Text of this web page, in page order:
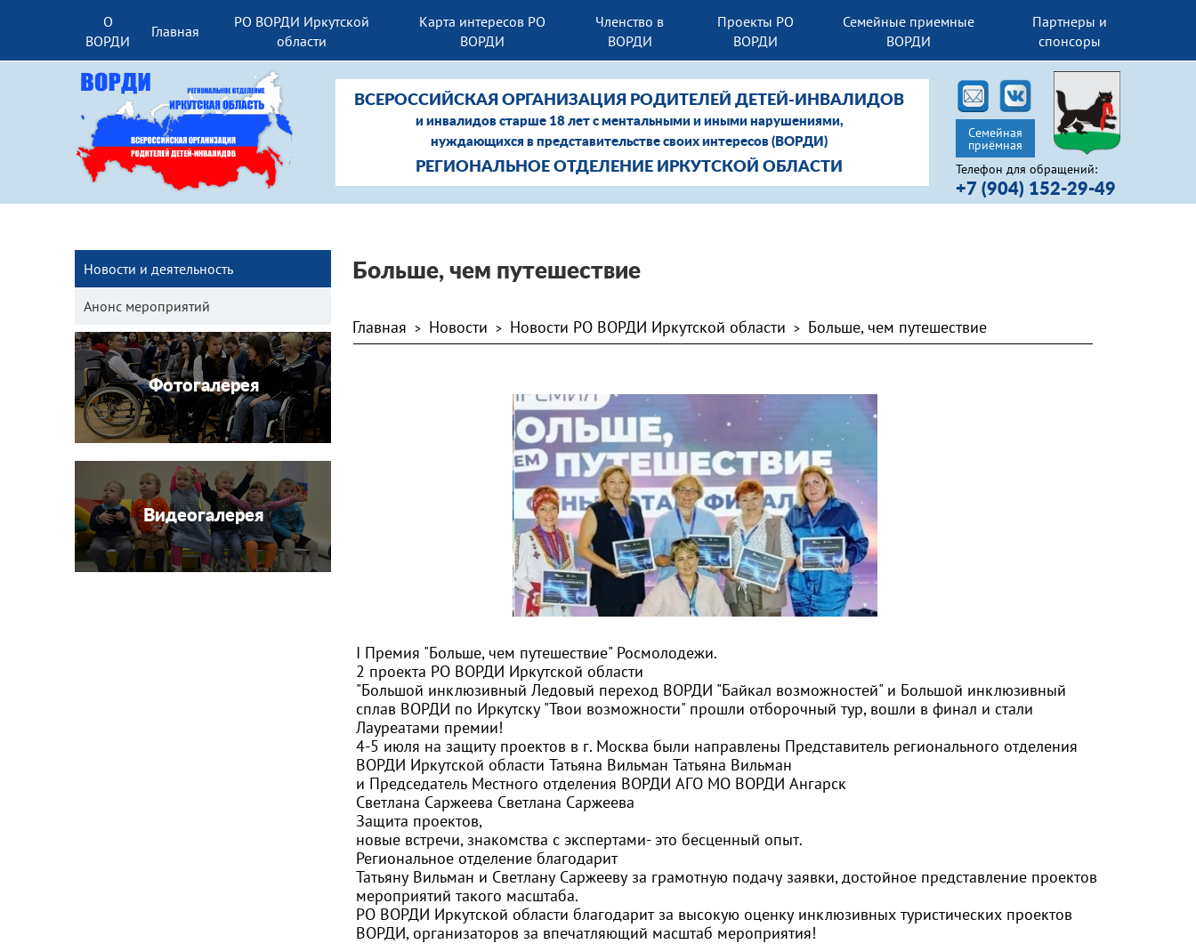
О
ВОРДИ
Главная
РО ВОРДИ Иркутской
области
Карта интересов РО
ВОРДИ
Членство в
ВОРДИ
Проекты РО
ВОРДИ
Семейные приемные
ВОРДИ
Партнеры и
спонсоры
Телефон для обращений:
+7 (904) 152-29-49
ВСЕРОССИЙСКАЯ ОРГАНИЗАЦИЯ РОДИТЕЛЕЙ ДЕТЕЙ-ИНВАЛИДОВ
и инвалидов старше 18 лет с ментальными и иными нарушениями,
нуждающихся в представительстве своих интересов (ВОРДИ)
РЕГИОНАЛЬНОЕ ОТДЕЛЕНИЕ ИРКУТСКОЙ ОБЛАСТИ
Семейная
приёмная
Новости и деятельность
Анонс мероприятий
Фотогалерея
Видеогалерея
Больше, чем путешествие
Главная > Новости > Новости РО ВОРДИ Иркутской области > Больше, чем путешествие
I Премия "Больше, чем путешествие" Росмолодежи.
2 проекта РО ВОРДИ Иркутской области
"Большой инклюзивный Ледовый переход ВОРДИ "Байкал возможностей" и Большой инклюзивный
сплав ВОРДИ по Иркутску "Твои возможности" прошли отборочный тур, вошли в финал и стали
Лауреатами премии!
4-5 июля на защиту проектов в г. Москва были направлены Представитель регионального отделения
ВОРДИ Иркутской области Татьяна Вильман Татьяна Вильман
и Председатель Местного отделения ВОРДИ АГО МО ВОРДИ Ангарск
Светлана Саржеева Светлана Саржеева
Защита проектов,
новые встречи, знакомства с экспертами- это бесценный опыт.
Региональное отделение благодарит
Татьяну Вильман и Светлану Саржееву за грамотную подачу заявки, достойное представление проектов
мероприятий такого масштаба.
РО ВОРДИ Иркутской области благодарит за высокую оценку инклюзивных туристических проектов
ВОРДИ, организаторов за впечатляющий масштаб мероприятия!